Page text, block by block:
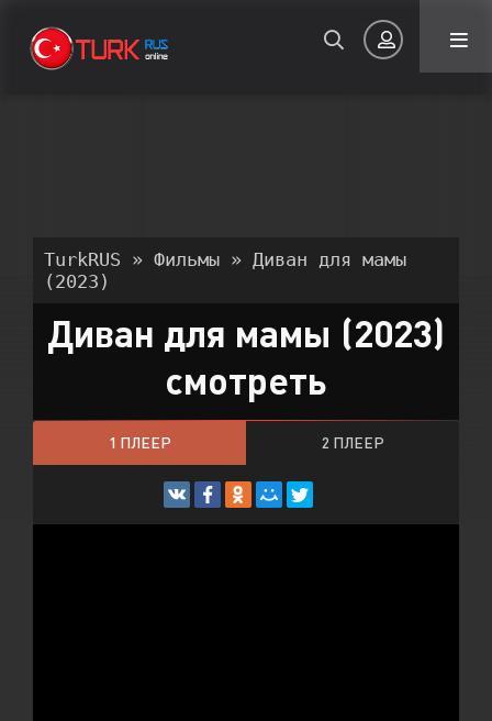
Запомнить
ВОЙТИ НА САЙТ
Регистрация Восстановить пароль
Или войти через
TurkRUS » Фильмы » Диван для мамы
(2023)
Диван для мамы (2023)
смотреть
1 ПЛЕЕР 2 ПЛЕЕР